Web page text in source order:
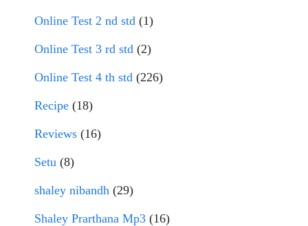
Online Test 2 nd std (1)
Online Test 3 rd std (2)
Online Test 4 th std (226)
Recipe (18)
Reviews (16)
Setu (8)
shaley nibandh (29)
Shaley Prarthana Mp3 (16)